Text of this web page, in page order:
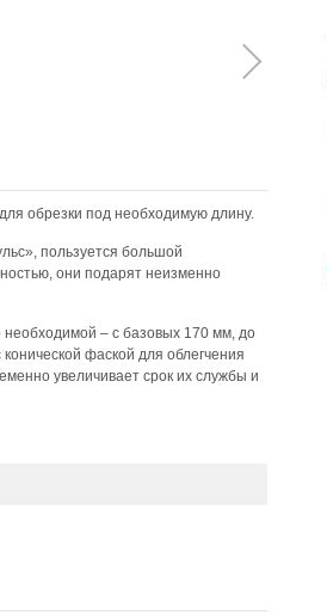
обрезки под необходимую длину.
пользуется большой
они подарят неизменно
– с базовых 170 мм, до
фаской для облегчения
увеличивает срок их службы и